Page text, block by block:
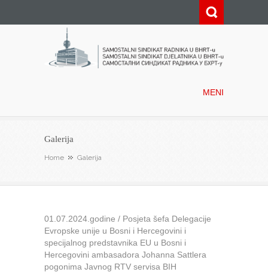
MENI
Galerija
Home Galerija
01.07.2024.godine / Posjeta šefa Delegacije
Evropske unije u Bosni i Hercegovini i
specijalnog predstavnika EU u Bosni i
Hercegovini ambasadora Johanna Sattlera
pogonima Javnog RTV servisa BIH